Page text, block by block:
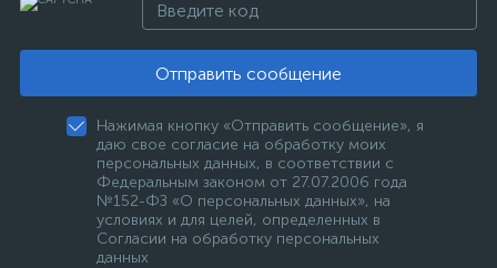
Отправить сообщение
Нажимая кнопку «Отправить сообщение», я
даю свое согласие на обработку моих
персональных данных, в соответствии с
Федеральным законом от 27.07.2006 года
№152-ФЗ «О персональных данных», на
условиях и для целей, определенных в
Согласии на обработку персональных
данных